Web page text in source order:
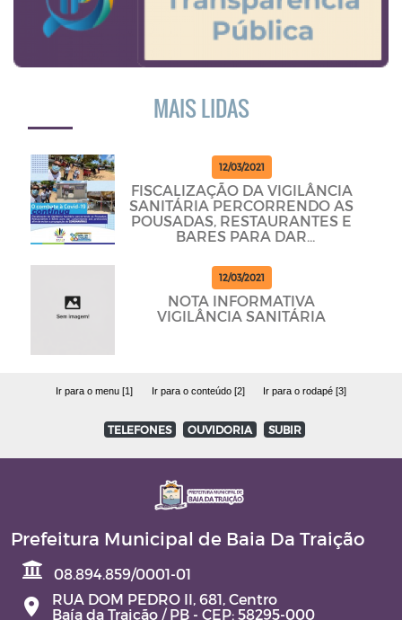
MAIS LIDAS
12/03/2021
FISCALIZAÇÃO DA VIGILÂNCIA
SANITÁRIA PERCORRENDO AS
POUSADAS, RESTAURANTES E
BARES PARA DAR
12/03/2021
NOTA INFORMATIVA
VIGILÂNCIA SANITÁRIA
Ir para o menu [1] Ir para o conteúdo [2] Ir para o rodapé [3]
TELEFONES OUVIDORIA SUBIR
Prefeitura Municipal de Baia Da Traição
08.894.859/0001-01
RUA DOM PEDRO II, 681, Centro
Baía da Traição / PB - CEP: 58295-000